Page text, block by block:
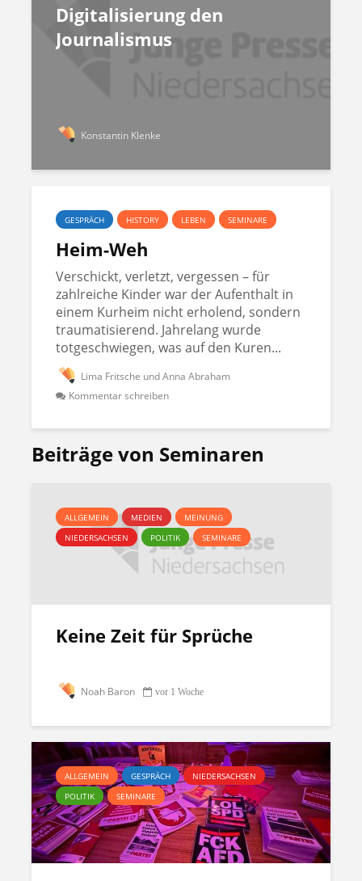
Digitalisierung den
Journalismus
Konstantin Klenke
GESPRÄCH HISTORY LEBEN SEMINARE
Heim-Weh
Verschickt, verletzt, vergessen – für
zahlreiche Kinder war der Aufenthalt in
einem Kurheim nicht erholend, sondern
traumatisierend. Jahrelang wurde
totgeschwiegen, was auf den Kuren...
Lima Fritsche und Anna Abraham
Kommentar schreiben
Beiträge von Seminaren
ALLGEMEIN MEDIEN
MEINUNG
NIEDERSACHSEN
POLITIK SEMINARE
Keine Zeit für Sprüche
Noah Baron vor 1 Woche
ALLGEMEIN GESPRÄCH
NIEDERSACHSEN
POLITIK
SEMINARE